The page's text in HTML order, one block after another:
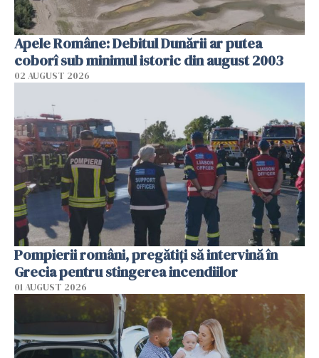
Apele Române: Debitul Dunării ar putea
coborî sub minimul istoric din august 2003
02 AUGUST 2026
Pompierii români, pregătiţi să intervină în
Grecia pentru stingerea incendiilor
01 AUGUST 2026